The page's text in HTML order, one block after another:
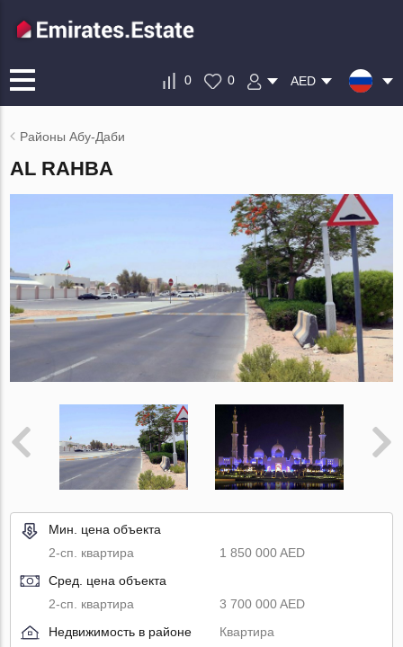
0 0 AED
Районы Абу-Даби
AL RAHBA
Мин. цена объекта
2-сп. квартира
1 850 000 AED
Сред. цена объекта
2-сп. квартира
3 700 000 AED
Недвижимость в районе
Квартира